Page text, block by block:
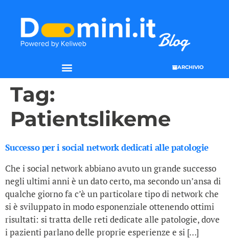
ARCHIVIO
Tag:
Patientslikeme
Successo per i social network dedicati alle patologie
Che i social network abbiano avuto un grande successo
negli ultimi anni è un dato certo, ma secondo un’ansa di
qualche giorno fa c’è un particolare tipo di network che
si è sviluppato in modo esponenziale ottenendo ottimi
risultati: si tratta delle reti dedicate alle patologie, dove
i pazienti parlano delle proprie esperienze e si […]